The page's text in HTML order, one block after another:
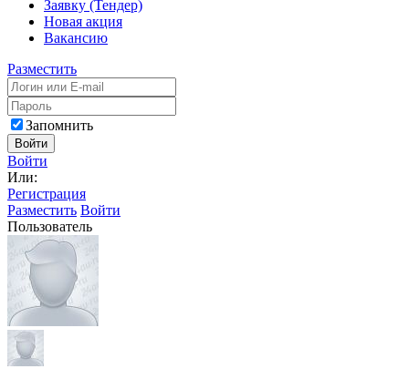
Заявку (Тендер)
Новая акция
Вакансию
Разместить
Запомнить
Войти
Войти
Или:
Регистрация
Разместить Войти
Пользователь